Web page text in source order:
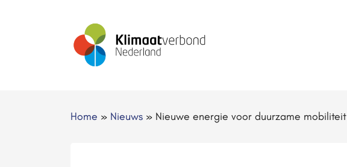
Home » Nieuws » Nieuwe energie voor duurzame mobiliteit